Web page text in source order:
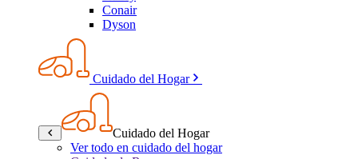
Conair
Dyson
Cuidado del Hogar
Cuidado del Hogar
Ver todo en cuidado del hogar